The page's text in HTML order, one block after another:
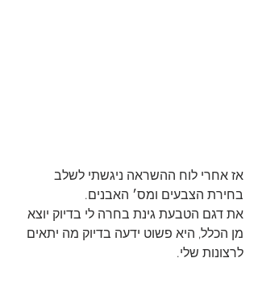
אז אחרי לוח ההשראה ניגשתי לשלב
בחירת הצבעים ומס׳ האבנים.
את דגם הטבעת גינת בחרה לי בדיוק יוצא
מן הכלל, היא פשוט ידעה בדיוק מה יתאים
לרצונות שלי.